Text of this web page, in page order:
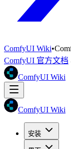
ComfyUI Wiki•
ComfyUI 官方文档
ComfyUI Wiki
ComfyUI Wiki
安装